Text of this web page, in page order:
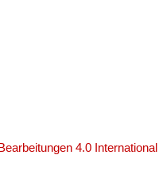
4.0 International